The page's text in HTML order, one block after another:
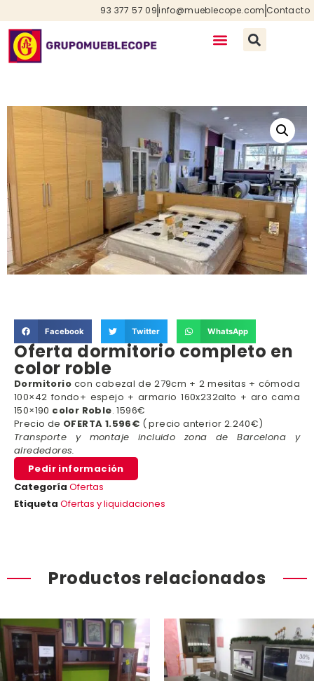
93 377 57 09info@mueblecope.com Contacto
Facebook Twitter WhatsApp
Oferta dormitorio completo en
color roble
Dormitorio con cabezal de 279cm + 2 mesitas + cómoda
100×42 fondo+ espejo + armario 160x232alto + aro cama
150×190 color Roble. 1596€
Precio de OFERTA 1.596€ ( precio anterior 2.240€)
Transporte y montaje incluido zona de Barcelona y
alrededores.
Pedir información
Categoría Ofertas
Etiqueta Ofertas y liquidaciones
Productos relacionados